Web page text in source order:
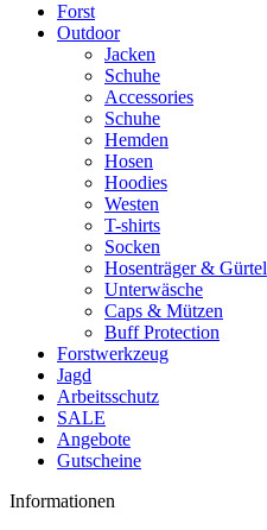
Forst
Outdoor
Jacken
Schuhe
Accessories
Schuhe
Hemden
Hosen
Hoodies
Westen
T-shirts
Socken
Hosenträger & Gürtel
Unterwäsche
Caps & Mützen
Buff Protection
Forstwerkzeug
Jagd
Arbeitsschutz
SALE
Angebote
Gutscheine
Informationen